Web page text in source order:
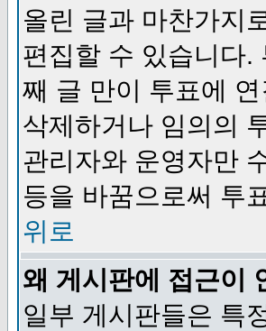
올린 글과 마찬가지
편집할 수 있습니다.
째 글 만이 투표에
삭제하거나 임의의
관리자와 운영자만
등을 바꿈으로써 투
위로
왜 게시판에 접근이
일부 게시판들은 특